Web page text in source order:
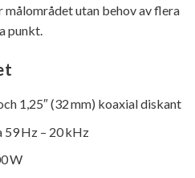
utan behov av flera
punkt.
1,25″ (32 mm) koaxial diskant
59 Hz – 20 kHz
W